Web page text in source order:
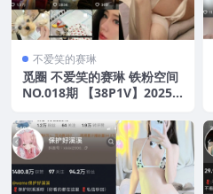
不爱笑的赛琳
觅圈 不爱笑的赛琳 铁粉空间
NO.018期 【38P1V】2025